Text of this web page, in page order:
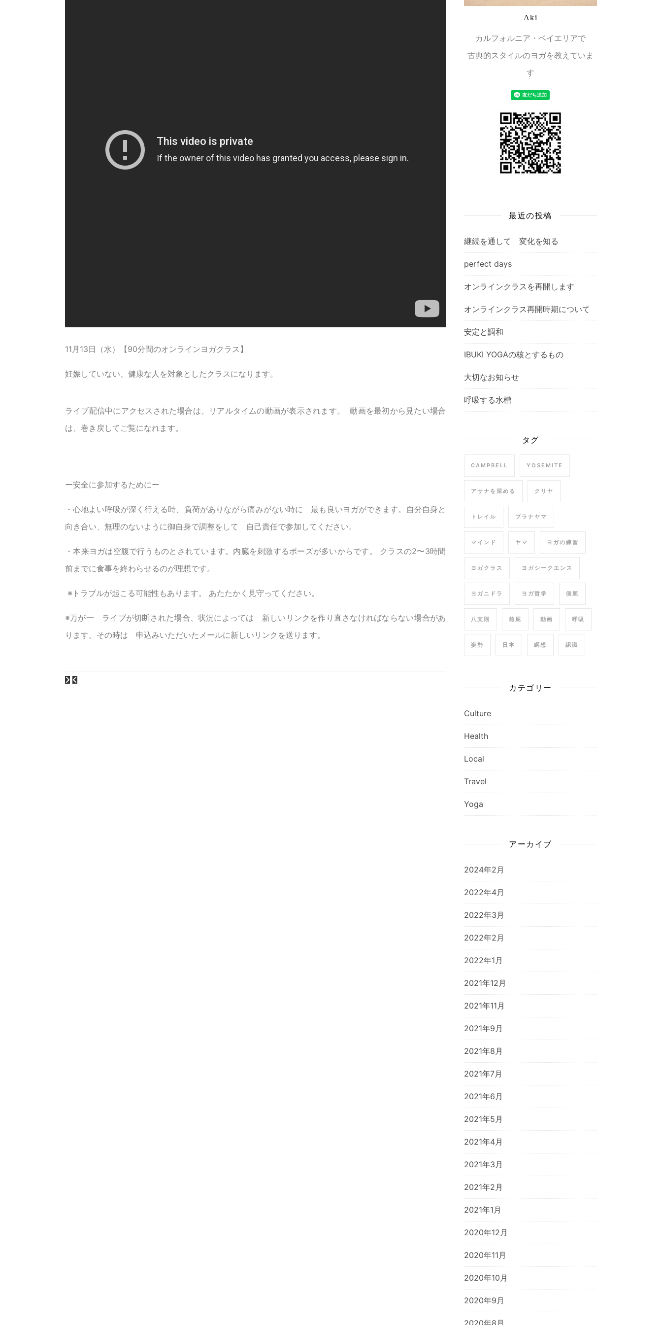
11月13日（水）【90分間のオンラインヨガクラス】
妊娠していない、健康な人を対象としたクラスになります。
ライブ配信中にアクセスされた場合は、リアルタイムの動画が表示されます。 動画を最初から見たい場合
は、巻き戻してご覧になれます。
ー安全に参加するためにー
・心地よい呼吸が深く行える時、負荷がありながら痛みがない時に 最も良いヨガができます。自分自身と
向き合い、無理のないように御自身で調整をして 自己責任で参加してください。
・本来ヨガは空腹で行うものとされています。内臓を刺激するポーズが多いからです。 クラスの2〜3時間
前までに食事を終わらせるのが理想です。
※トラブルが起こる可能性もあります。 あたたかく見守ってください。
※万が一 ライブが切断された場合、状況によっては 新しいリンクを作り直さなければならない場合があ
ります。その時は 申込みいただいたメールに新しいリンクを送ります。
Aki
カルフォルニア・ベイエリアで
古典的スタイルのヨガを教えていま
す
最近の投稿
継続を通して 変化を知る
perfect days
オンラインクラスを再開します
オンラインクラス再開時期について
安定と調和
IBUKI YOGAの核とするもの
大切なお知らせ
呼吸する水槽
タグ
CAMPBELL YOSEMITE
アサナを深める クリヤ
トレイル プラナヤマ
マインド ヤマ ヨガの練習
ヨガクラス ヨガシークエンス
ヨガニドラ ヨガ哲学 側屈
八支則 前屈 動画 呼吸
姿勢 日本 瞑想 認識
カテゴリー
Culture
Health
Local
Travel
Yoga
アーカイブ
2024年2月
2022年4月
2022年3月
2022年2月
2022年1月
2021年12月
2021年11月
2021年9月
2021年8月
2021年7月
2021年6月
2021年5月
2021年4月
2021年3月
2021年2月
2021年1月
2020年12月
2020年11月
2020年10月
2020年9月
2020年8月